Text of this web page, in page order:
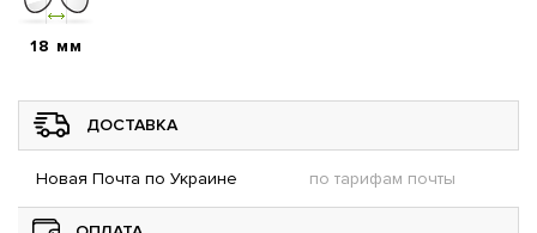
18 мм
ДОСТАВКА
Новая Почта по Украине по тарифам почты